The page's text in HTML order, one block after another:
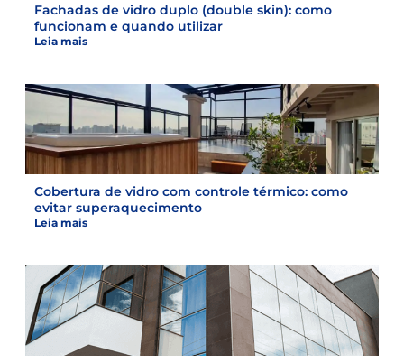
Fachadas de vidro duplo (double skin): como
funcionam e quando utilizar
Leia mais
Cobertura de vidro com controle térmico: como
evitar superaquecimento
Leia mais